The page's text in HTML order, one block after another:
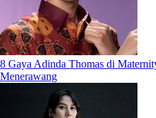
8 Gaya Adinda Thomas di
Menerawang